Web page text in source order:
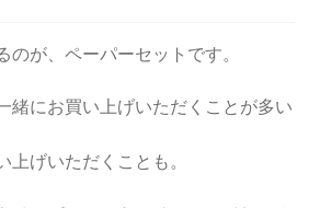
のが、ペーパーセットです。
緒にお買い上げいただくことが多い
げいただくことも。